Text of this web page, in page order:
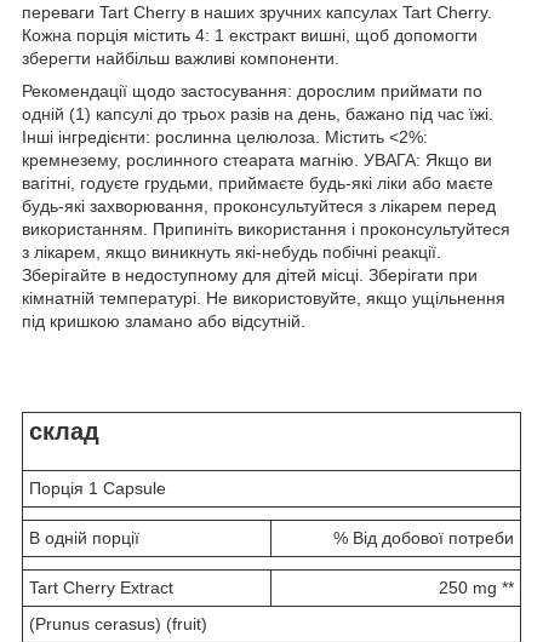
переваги Tart Cherry в наших зручних капсулах Tart Cherry.
Кожна порція містить 4: 1 екстракт вишні, щоб допомогти
зберегти найбільш важливі компоненти.
Рекомендації щодо застосування: дорослим приймати по
одній (1) капсулі до трьох разів на день, бажано під час їжі.
Інші інгредієнти: рослинна целюлоза. Містить <2%:
кремнезему, рослинного стеарата магнію. УВАГА: Якщо ви
вагітні, годуєте грудьми, приймаєте будь-які ліки або маєте
будь-які захворювання, проконсультуйтеся з лікарем перед
використанням. Припиніть використання і проконсультуйтеся
з лікарем, якщо виникнуть які-небудь побічні реакції.
Зберігайте в недоступному для дітей місці. Зберігати при
кімнатній температурі. Не використовуйте, якщо ущільнення
під кришкою зламано або відсутній.
склад
Порція 1 Capsule
В одній порції % Від добової потреби
Tart Cherry Extract
250 mg **
(Prunus cerasus) (fruit)